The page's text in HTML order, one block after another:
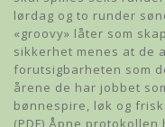
lørdag og to runder
«groovy» låter som
sikkerhet menes at de
forutsigbarheten som
årene de har jobbet
bønnespire, løk og